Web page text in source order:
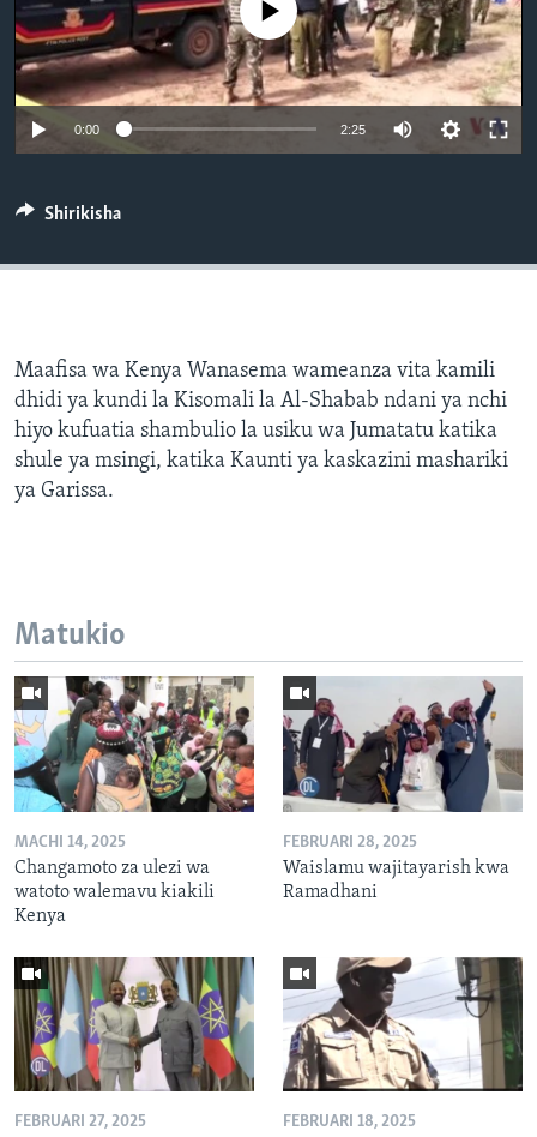
No media source currently available
0:00 2:25
Shirikisha
Maafisa wa Kenya Wanasema wameanza vita kamili
dhidi ya kundi la Kisomali la Al-Shabab ndani ya nchi
hiyo kufuatia shambulio la usiku wa Jumatatu katika
shule ya msingi, katika Kaunti ya kaskazini mashariki
ya Garissa.
Matukio
MACHI 14, 2025
Changamoto za ulezi wa
watoto walemavu kiakili
Kenya
FEBRUARI 28, 2025
Waislamu wajitayarish kwa
Ramadhani
FEBRUARI 27, 2025 FEBRUARI 18, 2025